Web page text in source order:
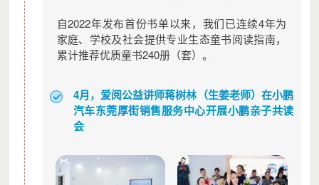
自2022年发布首份书单以来，我们已连续4年为
家庭、学校及社会提供专业生态童书阅读指南，
累计推荐优质童书240册（套）。
4月，爱阅公益讲师蒋树林（生姜老师）在小鹏
汽车东莞厚街销售服务中心开展小鹏亲子共读
会